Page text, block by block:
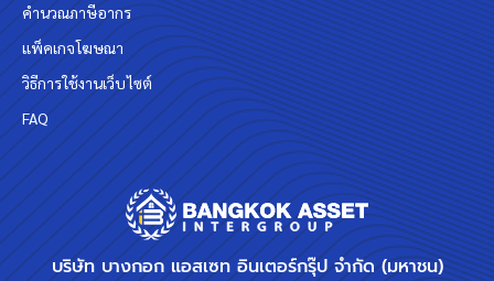
บริษัท บางกอก แอสเซท อินเตอร์กรุ๊ป จำกัด (มหาชน)
คำนวณภาษีอากร
แพ็คเกจโฆษณา
วิธีการใช้งานเว็บไซต์
FAQ